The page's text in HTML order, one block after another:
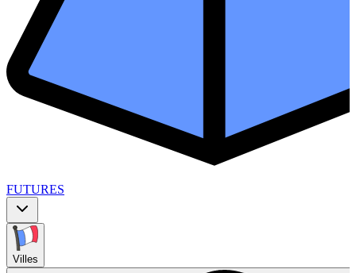
FUTURES
Villes